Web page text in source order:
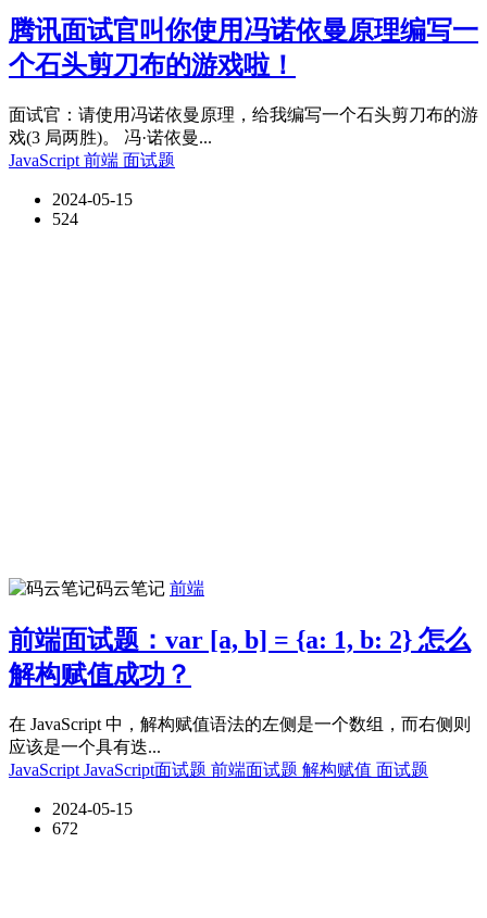
腾讯面试官叫你使用冯诺依曼原理编写一
个石头剪刀布的游戏啦！
面试官：请使用冯诺依曼原理，给我编写一个石头剪刀布的游
戏(3 局两胜)。 冯·诺依曼...
JavaScript 前端 面试题
2024-05-15
524
码云笔记 前端
前端面试题：var [a, b] = {a: 1, b: 2} 怎么
解构赋值成功？
在 JavaScript 中，解构赋值语法的左侧是一个数组，而右侧则
应该是一个具有迭...
JavaScript JavaScript面试题 前端面试题 解构赋值 面试题
2024-05-15
672